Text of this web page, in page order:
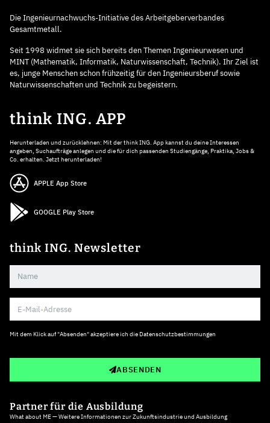
Die Ingenieurnachwuchs-Initiative des Arbeitgeberverbandes
Gesamtmetall.
Seit 1998 widmet sie sich bereits den Themen Ingenieurwesen und
MINT (Mathematik, Informatik, Naturwissenschaft, Technik). Ihr Ziel ist
es, junge Menschen schon frühzeitig für den Ingenieursberuf sowie
Naturwissenschaften und Technik zu begeistern.
think ING. APP
Herunterladen und zurücklehnen: Mit der think ING. App kannst du deine Interessen
angeben, Suchaufträge anlegen und die für dich passenden Studiengänge, Praktika, Jobs &
Co. erhalten. Jetzt herunterladen!
APPLE App Store
GOOGLE Play Store
think ING. Newsletter
Mit dem Klick auf "Absenden" akzeptiere ich die Datenschutzbestimmungen
ABSENDEN
Partner für die Ausbildung
What about ME — Weitere Informationen zur Zukunftsindustrie und Ausbildung